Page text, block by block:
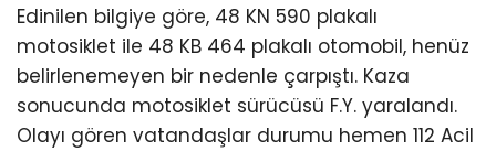
Edinilen bilgiye göre, 48 KN 590 plakalı
motosiklet ile 48 KB 464 plakalı otomobil, henüz
belirlenemeyen bir nedenle çarpıştı. Kaza
sonucunda motosiklet sürücüsü F.Y. yaralandı.
Olayı gören vatandaşlar durumu hemen 112 Acil